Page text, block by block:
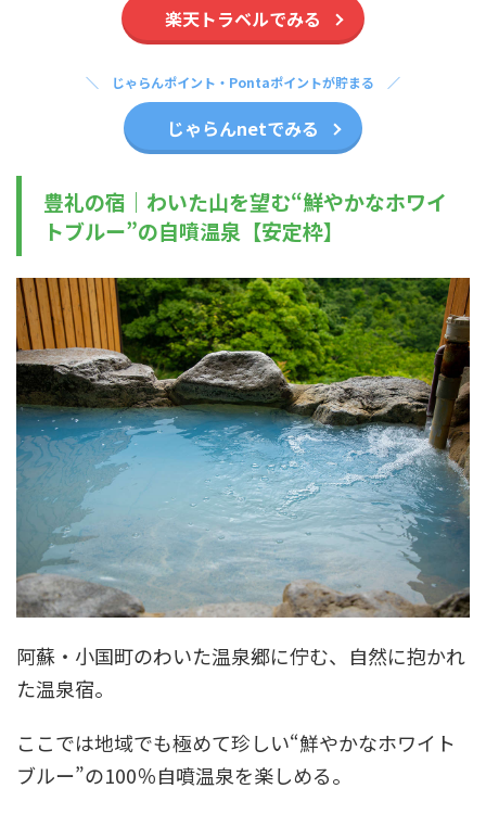
楽天トラベルでみる
じゃらんポイント・Pontaポイントが貯まる
じゃらんnetでみる
豊礼の宿｜わいた山を望む“鮮やかなホワイ
トブルー”の自噴温泉【安定枠】
阿蘇・小国町のわいた温泉郷に佇む、自然に抱かれ
た温泉宿。
ここでは地域でも極めて珍しい“鮮やかなホワイト
ブルー”の100％自噴温泉を楽しめる。